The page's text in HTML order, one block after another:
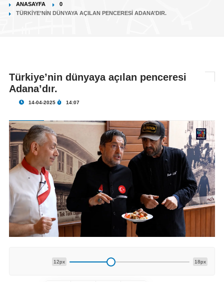
ANASAYFA
0
TÜRKIYE’NIN DÜNYAYA AÇILAN PENCERESI ADANA’DIR.
Türkiye’nin dünyaya açılan penceresi
Adana’dır.
14-04-2025 14:07
12px 18px